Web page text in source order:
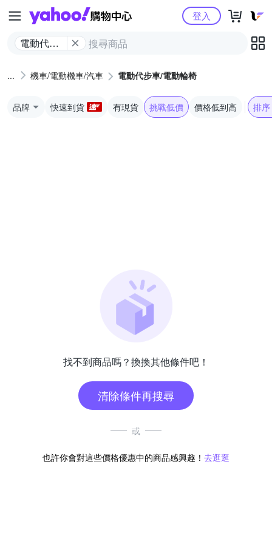
Yahoo購物中心
電動代步
椅
登入
機車/電動機車/汽車 電動代步車/電動輪椅
品牌 快速到貨 有現貨 挑戰低價 價格低到高 排序
找不到商品嗎？換換其他條件吧！
清除條件再搜尋
或
也許你會對這些價格優惠中的商品感興趣！ 去逛逛